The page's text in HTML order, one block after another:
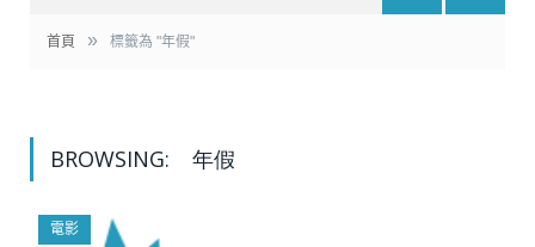
首頁 » 標籤為 "年假"
BROWSING: 年假
電影